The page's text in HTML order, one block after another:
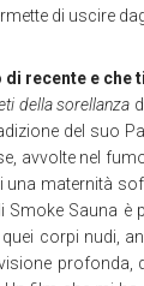
di uscire
di recente e che
della sorellanza
del suo
avvolte nel
una maternità
Smoke Sauna è
corpi nudi,
profonda,